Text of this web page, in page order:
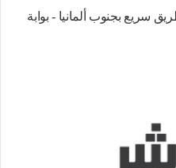
سريع بجنوب ألمانيا - بوابة